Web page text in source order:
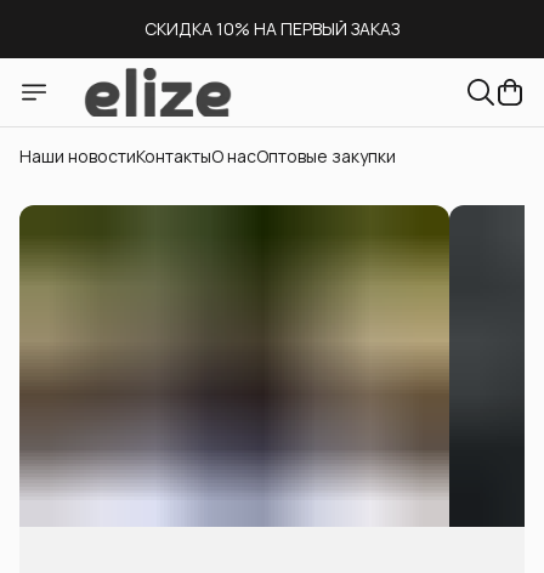
СКИДКА 10% НА ПЕРВЫЙ ЗАКАЗ
СКЛАД В МОСКВЕ
ДОСТАВКА ПО ВСЕЙ РОССИИ
Наши новостиКонтактыО насОптовые закупки